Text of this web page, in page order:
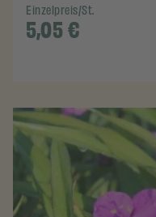
Einzelpreis/St.
5,05€